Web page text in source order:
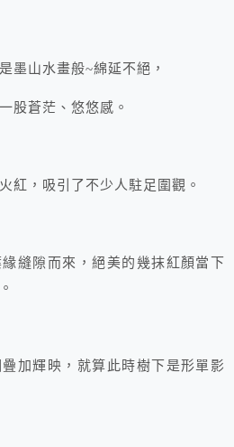
墨山水畫般~綿延不絕，
股蒼茫、悠悠感。
紅，吸引了不少人駐足圍觀。
縫隙而來，絕美的幾抹紅顏當下
加輝映，就算此時樹下是形單影